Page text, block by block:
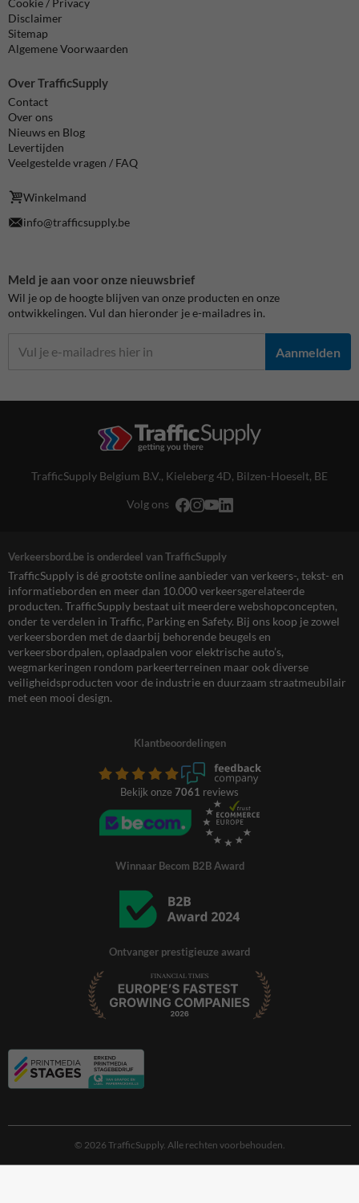
Cookie / Privacy
Disclaimer
Sitemap
Algemene Voorwaarden
Over TrafficSupply
Contact
Over ons
Nieuws en Blog
Levertijden
Veelgestelde vragen / FAQ
Winkelmand
info@trafficsupply.be
Meld je aan voor onze nieuwsbrief
Wil je op de hoogte blijven van onze producten en onze
ontwikkelingen. Vul dan hieronder je e-mailadres in.
Aanmelden
TrafficSupply Belgium B.V., Kieleberg 4D, Bilzen-Hoeselt, BE
Volg ons
Verkeersbord.be is onderdeel van TrafficSupply
TrafficSupply is dé grootste online aanbieder van verkeers-, tekst- en
informatieborden en meer dan 10.000 verkeersgerelateerde
producten. TrafficSupply bestaat uit meerdere webshopconcepten,
onder te verdelen in Traffic, Parking en Safety. Bij ons koop je zowel
verkeersborden met de daarbij behorende beugels en
verkeersbordpalen, oplaadpalen voor elektrische auto’s,
wegmarkeringen rondom parkeerterreinen maar ook diverse
veiligheidsproducten voor de industrie en duurzaam straatmeubilair
met een mooi design.
Klantbeoordelingen
Bekijk onze 7061 reviews
Winnaar Becom B2B Award
Ontvanger prestigieuze award
© 2026 TrafficSupply. Alle rechten voorbehouden.